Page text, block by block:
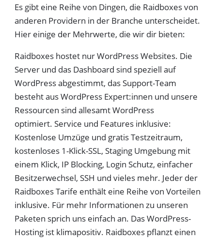
Es gibt eine Reihe von Dingen, die Raidboxes von
anderen Providern in der Branche unterscheidet.
Hier einige der Mehrwerte, die wir dir bieten:
Raidboxes hostet nur WordPress Websites. Die
Server und das Dashboard sind speziell auf
WordPress abgestimmt, das Support-Team
besteht aus WordPress Expert:innen und unsere
Ressourcen sind allesamt WordPress
optimiert. Service und Features inklusive:
Kostenlose Umzüge und gratis Testzeitraum,
kostenloses 1-Klick-SSL, Staging Umgebung mit
einem Klick, IP Blocking, Login Schutz, einfacher
Besitzerwechsel, SSH und vieles mehr. Jeder der
Raidboxes Tarife enthält eine Reihe von Vorteilen
inklusive. Für mehr Informationen zu unseren
Paketen sprich uns einfach an. Das WordPress-
Hosting ist klimapositiv. Raidboxes pflanzt einen